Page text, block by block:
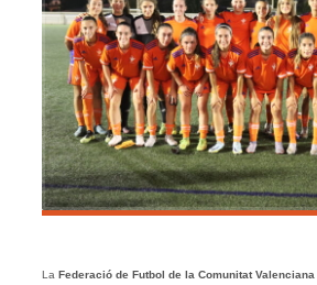
La Federació de Futbol de la Comunitat Valenciana